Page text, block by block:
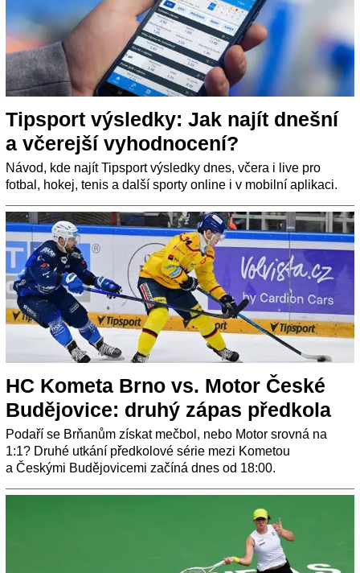
Tipsport výsledky: Jak najít dnešní
a včerejší vyhodnocení?
Návod, kde najít Tipsport výsledky dnes, včera i live pro
fotbal, hokej, tenis a další sporty online i v mobilní aplikaci.
HC Kometa Brno vs. Motor České
Budějovice: druhý zápas předkola
Podaří se Brňanům získat mečbol, nebo Motor srovná na
1:1? Druhé utkání předkolové série mezi Kometou
a Českými Budějovicemi začíná dnes od 18:00.